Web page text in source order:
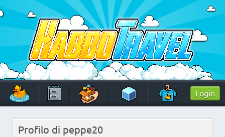
to
content
HabboTravel
Un viaggio di pixel!
Login
Profilo di peppe20